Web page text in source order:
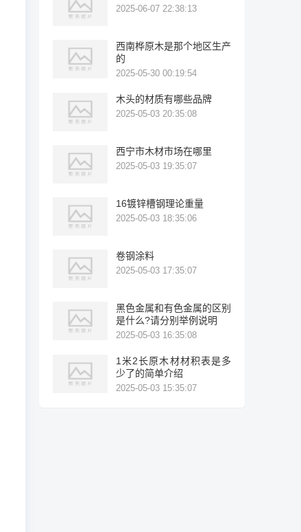
2025-06-07 22:38:13
西南桦原木是那个地区生产
的
2025-05-30 00:19:54
木头的材质有哪些品牌
2025-05-03 20:35:08
西宁市木材市场在哪里
2025-05-03 19:35:07
16镀锌槽钢理论重量
2025-05-03 18:35:06
卷钢涂料
2025-05-03 17:35:07
黑色金属和有色金属的区别
是什么?请分别举例说明
2025-05-03 16:35:08
1米2长原木材材积表是多
少了的简单介绍
2025-05-03 15:35:07